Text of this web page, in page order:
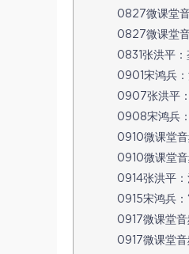
0827微课堂
0827微课堂
0831张洪平：
0901宋鸿兵
0907张洪平
0908宋鸿兵
0910微课堂
0910微课堂
0914张洪平：
0915宋鸿兵
0917微课堂
0917微课堂